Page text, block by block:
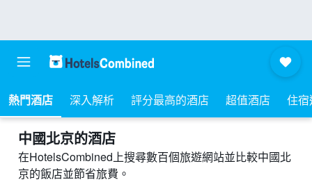
熱門酒店 深入解析 評分最高的酒店 超值酒店 住
中國北京的酒店
在HotelsCombined上搜尋數百個旅遊網站並比較中國北
京的飯店並節省旅費。